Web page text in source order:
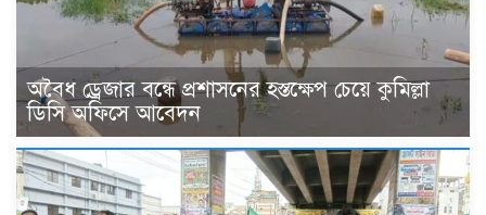
অবৈধ ড্রেজার বন্ধে প্রশাসনের হস্তক্ষেপ চেয়ে কুমিল্লা
ডিসি অফিসে আবেদন